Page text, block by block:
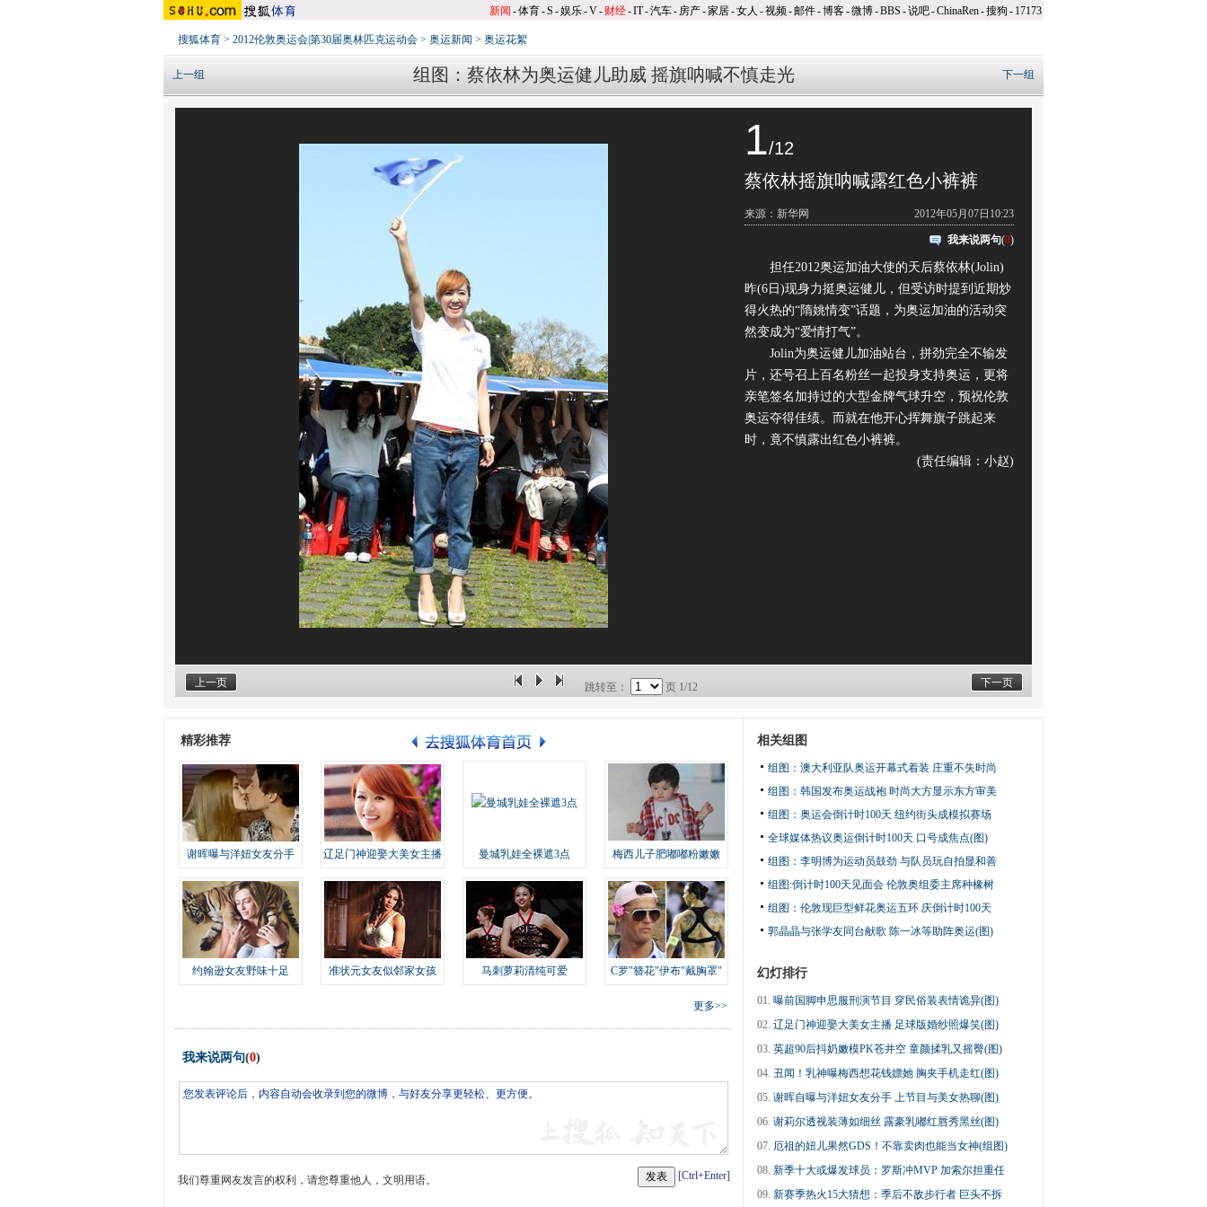
新闻 -体育-S -娱乐-V- 财经-IT-汽车- 房产-家居-女人 -视频-邮件-博客-微博-BBS -说吧-ChinaRen-搜狗 - 17173
搜狐体育 > 2012伦敦奥运会|第30届奥林匹克运动会 > 奥运新闻 > 奥运花絮
组图：蔡依林为奥运健儿助威 摇旗呐喊不慎走光
上一组 下一组
1/12
蔡依林摇旗呐喊露红色小裤裤
2012年05月07日10:23
来源：新华网
我来说两句(0)
担任2012奥运加油大使的天后蔡依林(Jolin)
昨(6日)现身力挺奥运健儿，但受访时提到近期炒
得火热的“隋姚情变”话题，为奥运加油的活动突
然变成为“爱情打气”。
Jolin为奥运健儿加油站台，拼劲完全不输发
片，还号召上百名粉丝一起投身支持奥运，更将
亲笔签名加持过的大型金牌气球升空，预祝伦敦
奥运夺得佳绩。而就在他开心挥舞旗子跳起来
时，竟不慎露出红色小裤裤。
(责任编辑：小赵)
上一页 下一页
跳转至： 页 1/12
精彩推荐
谢晖曝与洋妞女友分手 辽足门神迎娶大美女主播 曼城乳娃全裸遮3点 梅西儿子肥嘟嘟粉嫩嫩
约翰逊女友野味十足 准状元女友似邻家女孩 马刺萝莉清纯可爱 C罗"簪花"伊布"戴胸罩"
更多>>
我来说两句(0)
我们尊重网友发言的权利，请您尊重他人，文明用语。 [Ctrl+Enter]
相关组图
组图：澳大利亚队奥运开幕式着装 庄重不失时尚
组图：韩国发布奥运战袍 时尚大方显示东方审美
组图：奥运会倒计时100天 纽约街头成模拟赛场
全球媒体热议奥运倒计时100天 口号成焦点(图)
组图：李明博为运动员鼓劲 与队员玩自拍显和善
组图:倒计时100天见面会 伦敦奥组委主席种橡树
组图：伦敦现巨型鲜花奥运五环 庆倒计时100天
郭晶晶与张学友同台献歌 陈一冰等助阵奥运(图)
幻灯排行
01. 曝前国脚申思服刑演节目 穿民俗装表情诡异(图)
02. 辽足门神迎娶大美女主播 足球版婚纱照爆笑(图)
03. 英超90后抖奶嫩模PK苍井空 童颜揉乳又摇臀(图)
04. 丑闻！乳神曝梅西想花钱嫖她 胸夹手机走红(图)
05. 谢晖自曝与洋妞女友分手 上节目与美女热聊(图)
06. 谢莉尔透视装薄如细丝 露豪乳嘟红唇秀黑丝(图)
07. 厄祖的妞儿果然GDS！不靠卖肉也能当女神(组图)
08. 新季十大或爆发球员：罗斯冲MVP 加索尔担重任
09. 新赛季热火15大猜想：季后不敌步行者 巨头不拆